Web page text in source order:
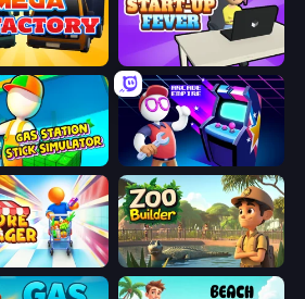
StartUp Fever
Gas Station - Stick Simulator Arcade Empire
Zoo Builder